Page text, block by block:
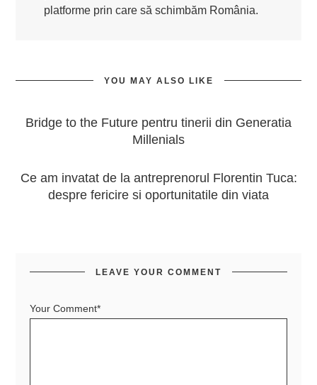
platforme prin care să schimbăm România.
YOU MAY ALSO LIKE
Bridge to the Future pentru tinerii din Generatia
Millenials
Ce am invatat de la antreprenorul Florentin Tuca:
despre fericire si oportunitatile din viata
LEAVE YOUR COMMENT
Your Comment*